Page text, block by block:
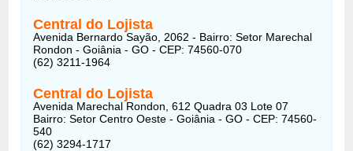
Central do Lojista
Avenida Bernardo Sayão, 2062 - Bairro: Setor Marechal
Rondon - Goiânia - GO - CEP: 74560-070
(62) 3211-1964
Central do Lojista
Avenida Marechal Rondon, 612 Quadra 03 Lote 07
Bairro: Setor Centro Oeste - Goiânia - GO - CEP: 74560-
540
(62) 3294-1717